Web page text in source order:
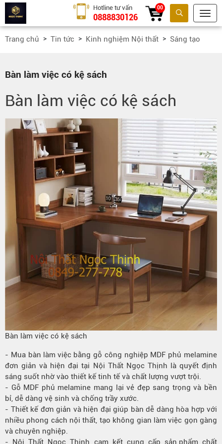
Tìm kiếm
Hotline tư vấn
0888830126
00
Trang chủ Tin tức Kinh nghiệm Nội thất Sáng tạo
Bàn làm việc có kệ sách
Bàn làm việc có kệ sách
Bàn làm việc có kệ sách
- Mua bàn làm việc bằng gỗ công nghiệp MDF phủ melamine
đơn giản và hiện đại tại Nội Thất Ngọc Thịnh là quyết định
sáng suốt nhờ vào thiết kế tinh tế và chất lượng vượt trội.
- Gỗ MDF phủ melamine mang lại vẻ đẹp sang trọng và bền
bỉ, dễ dàng vệ sinh và chống trầy xước.
- Thiết kế đơn giản và hiện đại giúp bàn dễ dàng hòa hợp với
nhiều phong cách nội thất, tạo không gian làm việc gọn gàng
và chuyên nghiệp.
- Nội Thất Ngọc Thịnh cam kết cung cấp sản phẩm chất